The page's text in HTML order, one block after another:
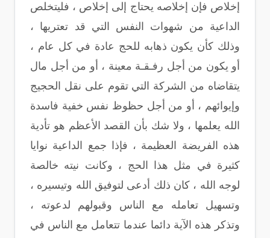
إخلاص فإن إخلاصه يحتاج إلى إخلاص ، فليتخلص
الداعية من شهوات النفس التي قد تعتريها ،
وذلك كأن يكون ذهابه للحج عادة في كل عام ،
أو يكون من أجل رفـقـة معينة ، أو من أجل مال
يتقاضاه من الشركة التي تقوم على نقل الحجيج
وإيوائهم ، أو من أجل حظوظ نفس خفية فاسدة
الله يعلمها ، ولا شك بأن القصد الأعظم هو تأدية
هذه الفريضة العظيمة ، فإذا جمع الداعية نوايا
كثيرة في مثل هذا الحج ، وكانت نيته خالصة
لوجه الله ، كان ذلك أدعى لتوفيق الله وتيسيره ،
وتسهيل تعامله مع الناس وقبولهم لدعوته ،
وتذكر هذه الآية دائما عندما تتعامل مع الناس في